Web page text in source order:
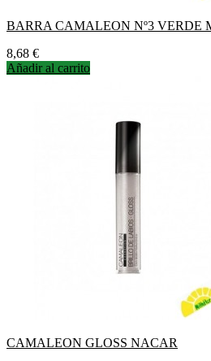
BARRA CAMALEON Nº3 VERDE
Precio
8,68 €
Añadir al carrito
CAMALEON GLOSS NACAR